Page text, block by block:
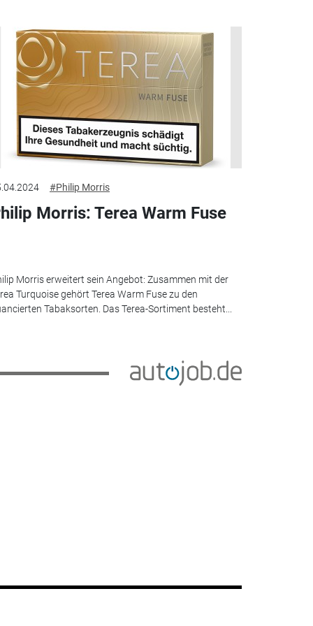
#Philip Morris
Morris: Terea Warm Fuse
Morris erweitert sein Angebot: Zusammen mit der
Turquoise gehört Terea Warm Fuse zu den
Tabaksorten. Das Terea-Sortiment besteht...